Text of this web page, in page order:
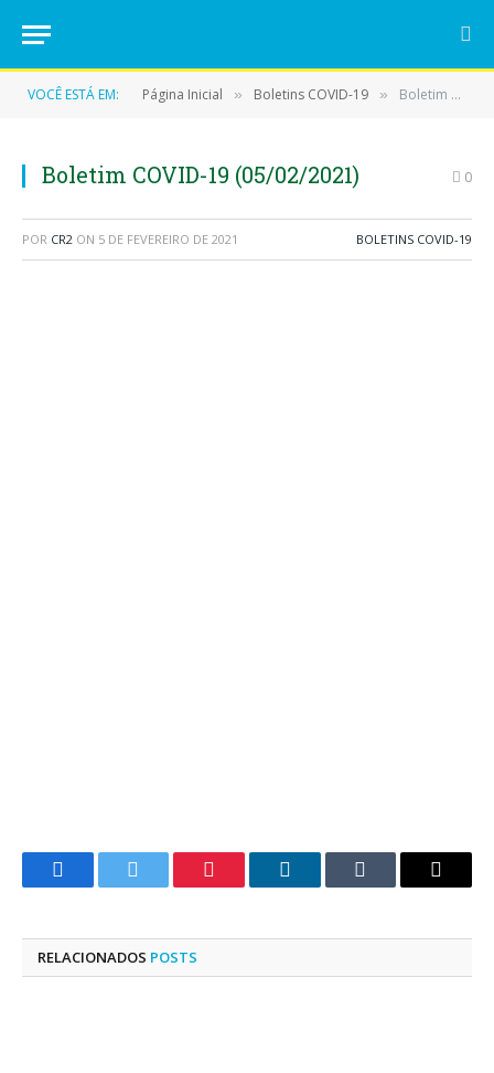
VOCÊ ESTÁ EM: Página Inicial » Boletins COVID-19 » Boletim COVID-19 (05/02/2021)
Boletim COVID-19 (05/02/2021) 0
POR CR2 ON 5 DE FEVEREIRO DE 2021 BOLETINS COVID-19
FacebookTwitter Pinterest LinkedInTumblr
E-
RELACIONADOS POSTS